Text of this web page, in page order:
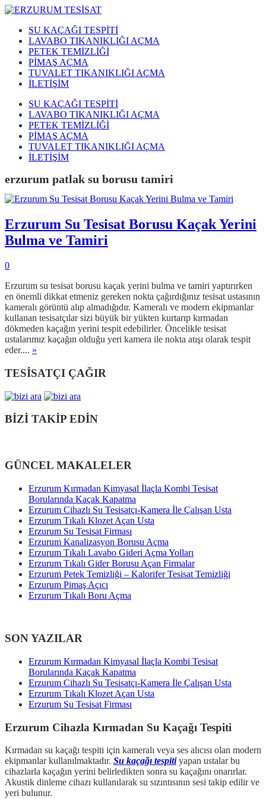
SU KAÇAĞI TESPİTİ
LAVABO TIKANIKLIĞI AÇMA
PETEK TEMİZLİĞİ
PİMAŞ AÇMA
TUVALET TIKANIKLIĞI AÇMA
İLETİŞİM
SU KAÇAĞI TESPİTİ
LAVABO TIKANIKLIĞI AÇMA
PETEK TEMİZLİĞİ
PİMAŞ AÇMA
TUVALET TIKANIKLIĞI AÇMA
İLETİŞİM
erzurum patlak su borusu tamiri
Erzurum Su Tesisat Borusu Kaçak Yerini
Bulma ve Tamiri
0
Erzurum su tesisat borusu kaçak yerini bulma ve tamiri yaptırırken
en önemli dikkat etmeniz gereken nokta çağırdığınız tesisat ustasının
kameralı görüntü alıp almadığıdır. Kameralı ve modern ekipmanlar
kullanan tesisatçılar sizi büyük bir yükten kurtarıp kırmadan
dökmeden kaçağın yerini tespit edebilirler. Öncelikle tesisat
ustalarımız kaçağın olduğu yeri kamera ile nokta atışı olarak tespit
eder.... »
TESİSATÇI ÇAĞIR
BİZİ TAKİP EDİN
GÜNCEL MAKALELER
Erzurum Kırmadan Kimyasal İlaçla Kombi Tesisat
Borularında Kaçak Kapatma
Erzurum Cihazlı Su Tesisatçı-Kamera İle Çalışan Usta
Erzurum Tıkalı Klozet Açan Usta
Erzurum Su Tesisat Firması
Erzurum Kanalizasyon Borusu Açma
Erzurum Tıkalı Lavabo Gideri Açma Yolları
Erzurum Tıkalı Gider Borusu Açan Firmalar
Erzurum Petek Temizliği – Kalorifer Tesisat Temizliği
Erzurum Pimaş Açıcı
Erzurum Tıkalı Boru Açma
SON YAZILAR
Erzurum Kırmadan Kimyasal İlaçla Kombi Tesisat
Borularında Kaçak Kapatma
Erzurum Cihazlı Su Tesisatçı-Kamera İle Çalışan Usta
Erzurum Tıkalı Klozet Açan Usta
Erzurum Su Tesisat Firması
Erzurum Cihazla Kırmadan Su Kaçağı Tespiti
Kırmadan su kaçağı tespiti için kameralı veya ses alıcısı olan modern
ekipmanlar kullanılmaktadır. Su kaçağı tespitiyapan ustalar bu
cihazlarla kaçağın yerini belirledikten sonra su kaçağını onarırlar.
Akustik dinleme cihazı kullanılarak su sızıntısının sesi takip edilir ve
yeri bulunur.